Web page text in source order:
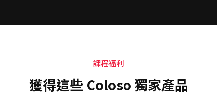
課程福利
獲得這些 Coloso 獨家產品